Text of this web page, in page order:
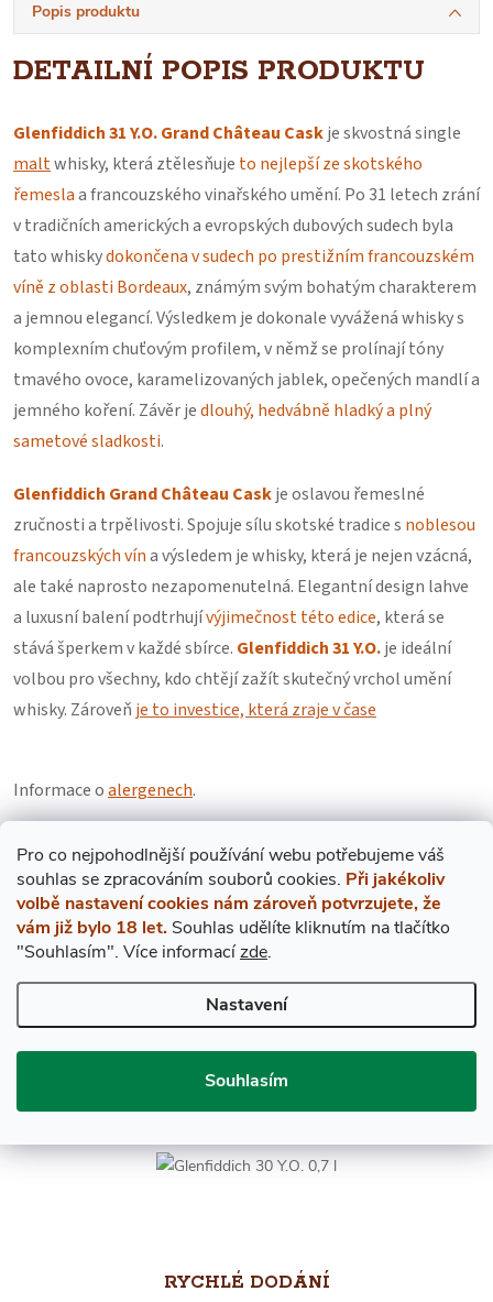
Pro co nejpohodlnější používání webu potřebujeme váš
souhlas se zpracováním souborů cookies. Při jakékoliv
volbě nastavení cookies nám zároveň potvrzujete, že
vám již bylo 18 let. Souhlas udělíte kliknutím na tlačítko
"Souhlasím". Více informacízde.
Nastavení
Souhlasím
Popis produktu
DETAILNÍ POPIS PRODUKTU
Glenfiddich 31 Y.O. Grand Château Caskje skvostná single
maltwhisky, která ztělesňuje to nejlepší ze skotského
řemeslaa francouzského vinařského umění. Po 31 letech zrání
v tradičních amerických a evropských dubových sudech byla
tato whiskydokončena v sudech po prestižním francouzském
víně z oblasti Bordeaux, známým svým bohatým charakterem
a jemnou elegancí. Výsledkem je dokonale vyvážená whisky s
komplexním chuťovým profilem, v němž se prolínají tóny
tmavého ovoce, karamelizovaných jablek, opečených mandlí a
jemného koření. Závěr jedlouhý, hedvábně hladký a plný
sametové sladkosti.
Glenfiddich Grand Château Caskje oslavou řemeslné
zručnosti a trpělivosti. Spojuje sílu skotské tradice s noblesou
francouzských vína výsledem je whisky, která je nejen vzácná,
ale také naprosto nezapomenutelná. Elegantní design lahve
a luxusní balení podtrhujívýjimečnost této edice, která se
stává šperkem v každé sbírce. Glenfiddich 31 Y.O.je ideální
volbou pro všechny, kdo chtějí zažít skutečný vrchol umění
whisky. Zároveň je to investice, která zraje v čase
Informace oalergenech.
EXPRES PO PRAZE
V případě objednání do 12. hodiny přivezeme ještě dnes!
RYCHLÉ DODÁNÍ